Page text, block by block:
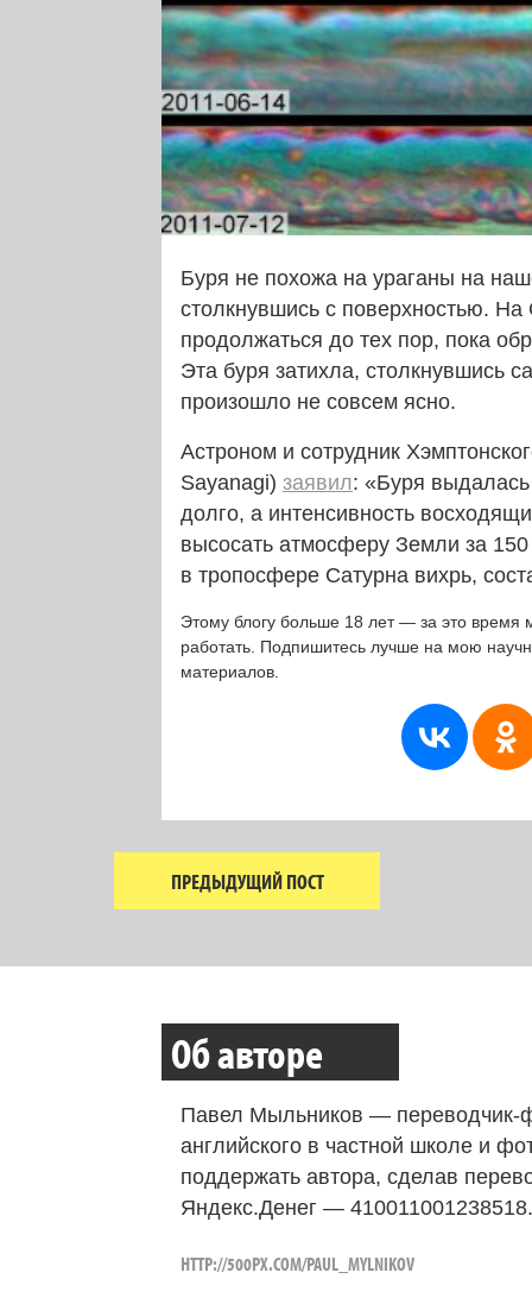
Буря не похожа на ураганы на
столкнувшись с поверхностью.
продолжаться до тех пор, пока
Эта буря затихла, столкнувшись
произошло не совсем ясно.
Астроном и сотрудник
Sayanagi) заявил: «Буря
долго, а интенсивность
высосать атмосферу Земли за
в тропосфере Сатурна вихрь,
Этому блогу больше 18 лет — за это время
работать. Подпишитесь лучше на мою
материалов.
ПРЕДЫДУЩИЙ ПОСТ
Об авторе
Павел Мыльников — переводчик-
английского в частной школе и
поддержать автора, сделав
Яндекс.Денег — 410011001238518.
HTTP://500PX.COM/PAUL_MYLNIKOV